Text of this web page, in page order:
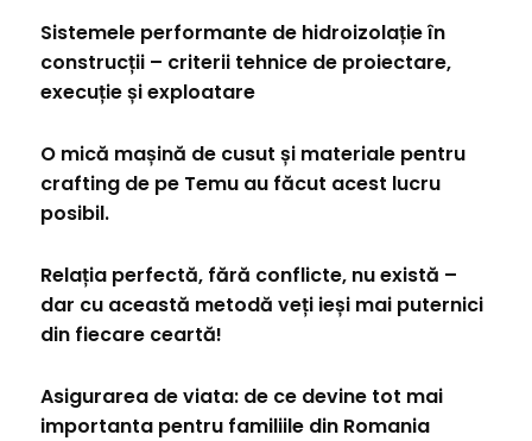
Sistemele performante de hidroizolație în
construcții – criterii tehnice de proiectare,
execuție și exploatare
O mică mașină de cusut și materiale pentru
crafting de pe Temu au făcut acest lucru
posibil.
Relația perfectă, fără conflicte, nu există –
dar cu această metodă veți ieși mai puternici
din fiecare ceartă!
Asigurarea de viata: de ce devine tot mai
importanta pentru familiile din Romania